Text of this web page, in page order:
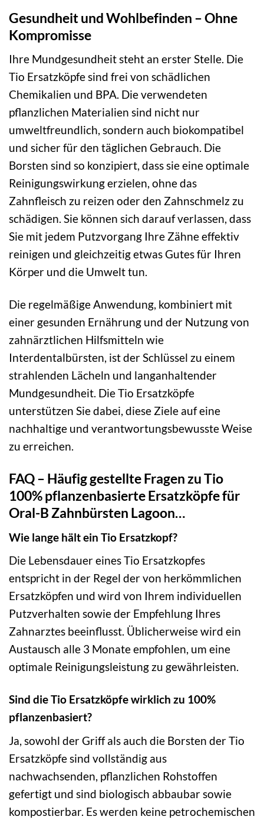
Gesundheit und Wohlbefinden – Ohne
Kompromisse
Ihre Mundgesundheit steht an erster Stelle. Die
Tio Ersatzköpfe sind frei von schädlichen
Chemikalien und BPA. Die verwendeten
pflanzlichen Materialien sind nicht nur
umweltfreundlich, sondern auch biokompatibel
und sicher für den täglichen Gebrauch. Die
Borsten sind so konzipiert, dass sie eine optimale
Reinigungswirkung erzielen, ohne das
Zahnfleisch zu reizen oder den Zahnschmelz zu
schädigen. Sie können sich darauf verlassen, dass
Sie mit jedem Putzvorgang Ihre Zähne effektiv
reinigen und gleichzeitig etwas Gutes für Ihren
Körper und die Umwelt tun.
Die regelmäßige Anwendung, kombiniert mit
einer gesunden Ernährung und der Nutzung von
zahnärztlichen Hilfsmitteln wie
Interdentalbürsten, ist der Schlüssel zu einem
strahlenden Lächeln und langanhaltender
Mundgesundheit. Die Tio Ersatzköpfe
unterstützen Sie dabei, diese Ziele auf eine
nachhaltige und verantwortungsbewusste Weise
zu erreichen.
FAQ – Häufig gestellte Fragen zu Tio
100% pflanzenbasierte Ersatzköpfe für
Oral-B Zahnbürsten Lagoon…
Wie lange hält ein Tio Ersatzkopf?
Die Lebensdauer eines Tio Ersatzkopfes
entspricht in der Regel der von herkömmlichen
Ersatzköpfen und wird von Ihrem individuellen
Putzverhalten sowie der Empfehlung Ihres
Zahnarztes beeinflusst. Üblicherweise wird ein
Austausch alle 3 Monate empfohlen, um eine
optimale Reinigungsleistung zu gewährleisten.
Sind die Tio Ersatzköpfe wirklich zu 100%
pflanzenbasiert?
Ja, sowohl der Griff als auch die Borsten der Tio
Ersatzköpfe sind vollständig aus
nachwachsenden, pflanzlichen Rohstoffen
gefertigt und sind biologisch abbaubar sowie
kompostierbar. Es werden keine petrochemischen